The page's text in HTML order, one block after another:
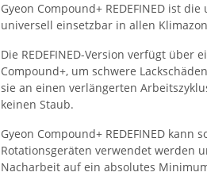
Gyeon Compound+ REDEFINED ist
universell einsetzbar in allen
Die REDEFINED-Version verfügt
Compound+, um schwere
sie an einen verlängerten
keinen Staub.
Gyeon Compound+ REDEFINED
Rotationsgeräten verwendet werden
Nacharbeit auf ein absolutes